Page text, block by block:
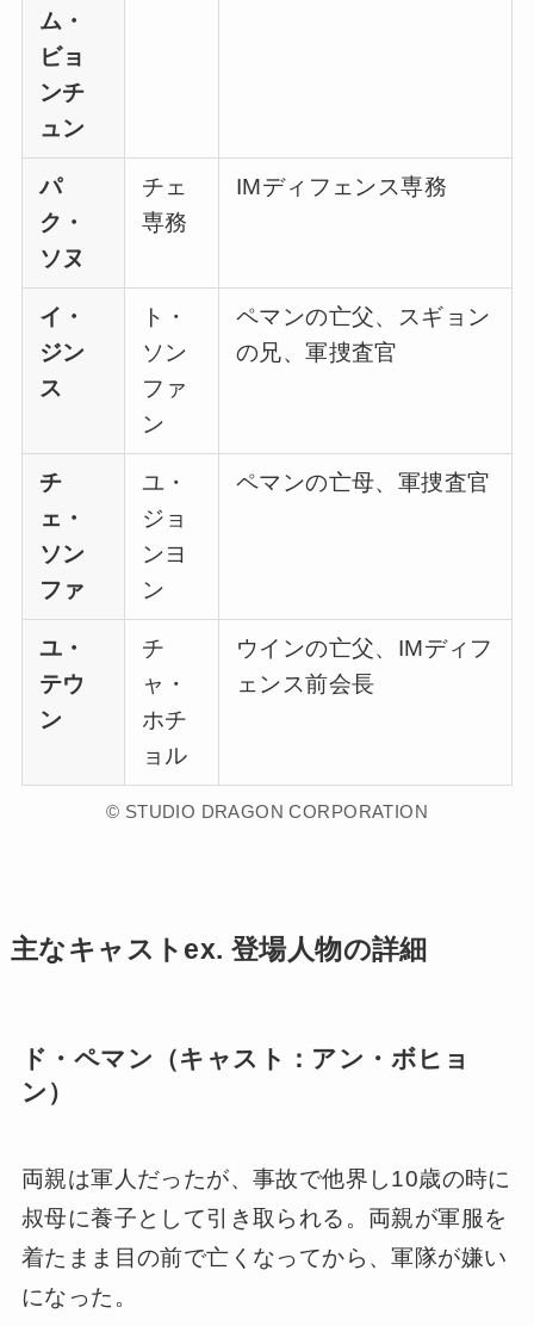
ム・
ビョ
ンチ
ュン
パ
ク・
ソヌ
チェ
専務
IMディフェンス専務
イ・
ジン
ス
ト・
ソン
ファ
ン
ペマンの亡父、スギョン
の兄、軍捜査官
チ
ェ・
ソン
ファ
ユ・
ジョ
ンヨ
ン
ペマンの亡母、軍捜査官
ユ・
テウ
ン
チ
ャ・
ホチ
ョル
ウインの亡父、IMディフ
ェンス前会長
© STUDIO DRAGON CORPORATION
主なキャストex. 登場人物の詳細
ド・ペマン（キャスト：アン・ボヒョ
ン）
両親は軍人だったが、事故で他界し10歳の時に
叔母に養子として引き取られる。両親が軍服を
着たまま目の前で亡くなってから、軍隊が嫌い
になった。